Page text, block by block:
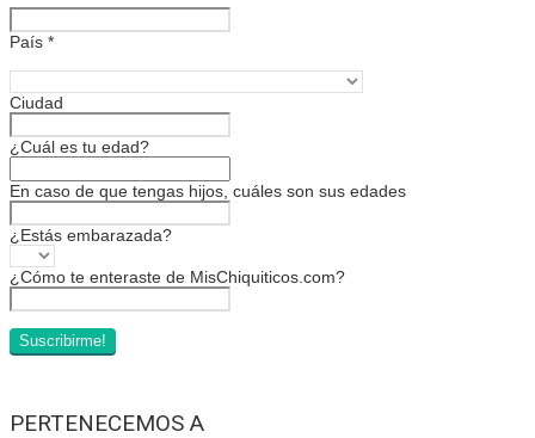
País *
Ciudad
¿Cuál es tu edad?
En caso de que tengas hijos, cuáles son sus edades
¿Estás embarazada?
¿Cómo te enteraste de MisChiquiticos.com?
PERTENECEMOS A